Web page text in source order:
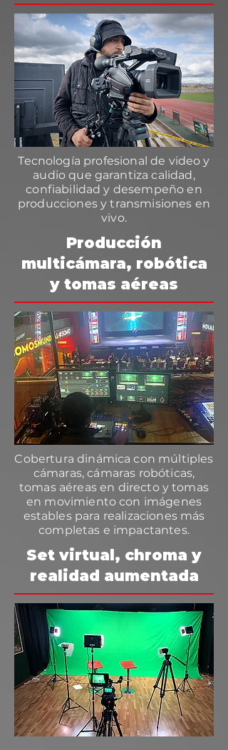
Tecnología profesional de video y
audio que garantiza calidad,
confiabilidad y desempeño en
producciones y transmisiones en
vivo.
Producción
multicámara, robótica
y tomas aéreas
Cobertura dinámica con múltiples
cámaras, cámaras robóticas,
tomas aéreas en directo y tomas
en movimiento con imágenes
estables para realizaciones más
completas e impactantes.
Set virtual, chroma y
realidad aumentada